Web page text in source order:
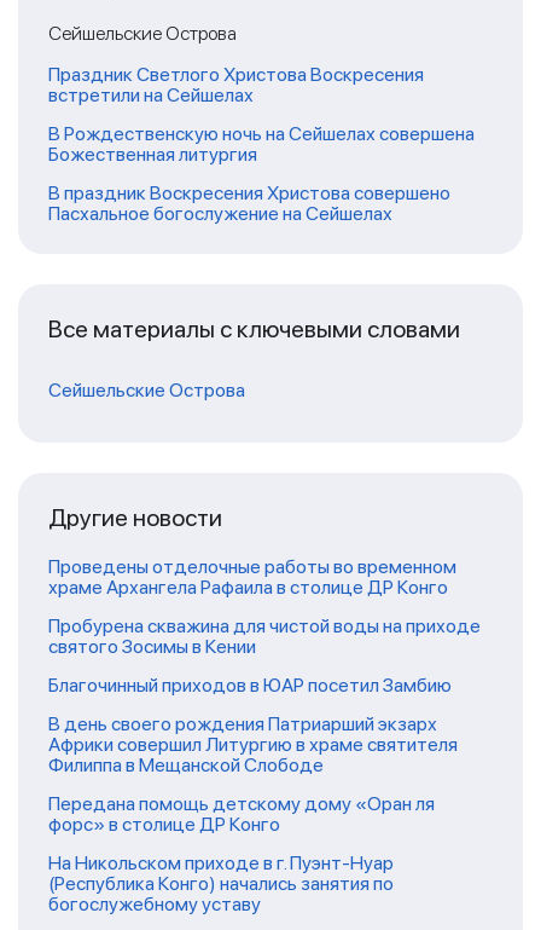
Сейшельские Острова
Праздник Светлого Христова Воскресения
встретили на Сейшелах
В Рождественскую ночь на Сейшелах совершена
Божественная литургия
В праздник Воскресения Христова совершено
Пасхальное богослужение на Сейшелах
Все материалы с ключевыми словами
Сейшельские Острова
Другие новости
Проведены отделочные работы во временном
храме Архангела Рафаила в столице ДР Конго
Пробурена скважина для чистой воды на приходе
святого Зосимы в Кении
Благочинный приходов в ЮАР посетил Замбию
В день своего рождения Патриарший экзарх
Африки совершил Литургию в храме святителя
Филиппа в Мещанской Слободе
Передана помощь детскому дому «Оран ля
форс» в столице ДР Конго
На Никольском приходе в г. Пуэнт-Нуар
(Республика Конго) начались занятия по
богослужебному уставу